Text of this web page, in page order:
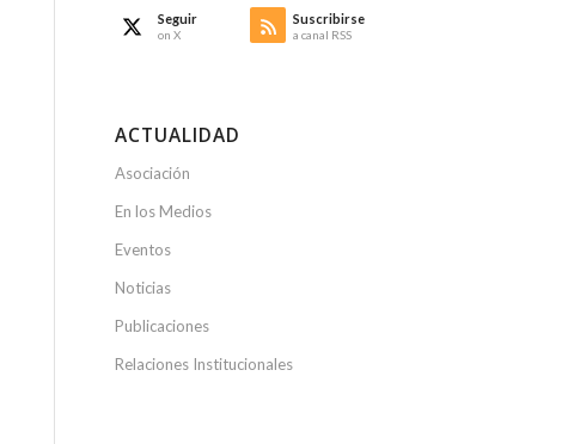
Seguir
on X
Suscribirse
a canal RSS
ACTUALIDAD
Asociación
En los Medios
Eventos
Noticias
Publicaciones
Relaciones Institucionales